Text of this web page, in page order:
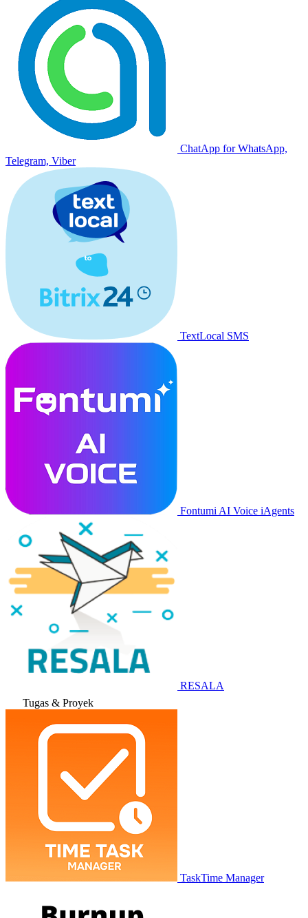
ChatApp for WhatsApp,
Telegram, Viber
TextLocal SMS
Fontumi AI Voice iAgents
RESALA
Tugas & Proyek
TaskTime Manager